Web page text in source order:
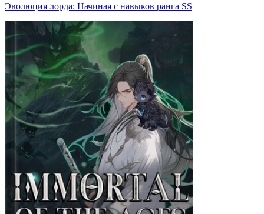
Эволюция лорда: Начиная с навыков ранга SS